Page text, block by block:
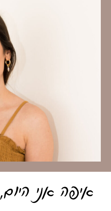
איפה אני היום, 5 שנים אחרי?